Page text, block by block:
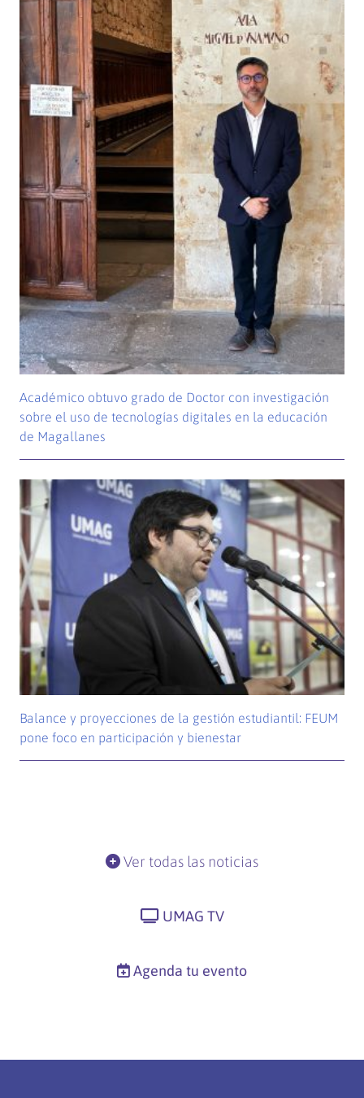
Académico obtuvo grado de Doctor con investigación
sobre el uso de tecnologías digitales en la educación
de Magallanes
Balance y proyecciones de la gestión estudiantil: FEUM
pone foco en participación y bienestar
Ver todas las noticias
UMAG TV
Agenda tu evento